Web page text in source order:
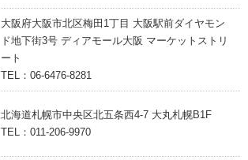
大阪府大阪市北区梅田1丁目 大阪駅前ダイヤモン
ド地下街3号 ディアモール大阪 マーケットストリ
ート
TEL：06-6476-8281
北海道札幌市中央区北五条西4-7 大丸札幌B1F
TEL：011-206-9970